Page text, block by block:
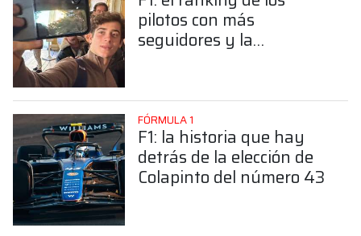
pilotos con más
seguidores y la
FÓRMULA 1
F1: la historia que hay
detrás de la elección de
Colapinto del número 43